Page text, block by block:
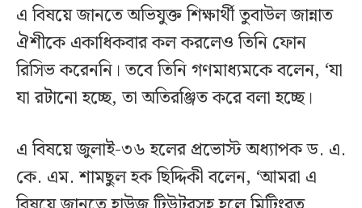
এ বিষয়ে জানতে অভিযুক্ত শিক্ষার্থী তুবাউল জান্নাত
ঐশীকে একাধিকবার কল করলেও তিনি ফোন
রিসিভ করেননি। তবে তিনি গণমাধ্যমকে বলেন, ‘যা
যা রটানো হচ্ছে, তা অতিরঞ্জিত করে বলা হচ্ছে।
এ বিষয়ে জুলাই-৩৬ হলের প্রভোস্ট অধ্যাপক ড. এ.
কে. এম. শামছুল হক ছিদ্দিকী বলেন, ‘আমরা এ